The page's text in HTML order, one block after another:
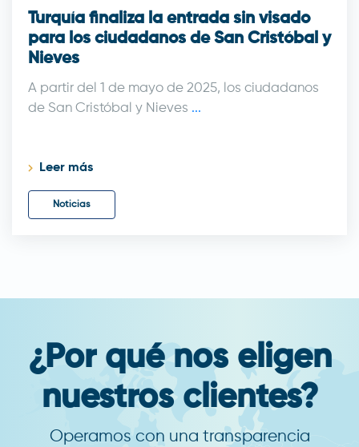
Turquía finaliza la entrada sin visado
para los ciudadanos de San Cristóbal y
Nieves
A partir del 1 de mayo de 2025, los ciudadanos
de San Cristóbal y Nieves ...
Leer más
Noticias
¿Por qué nos eligen
nuestros clientes?
Operamos con una transparencia